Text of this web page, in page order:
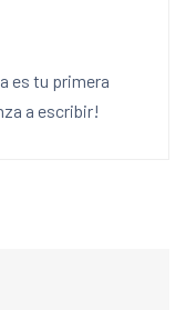
es tu primera
a escribir!